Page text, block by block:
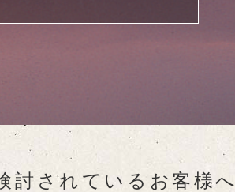
討されているお客様へ